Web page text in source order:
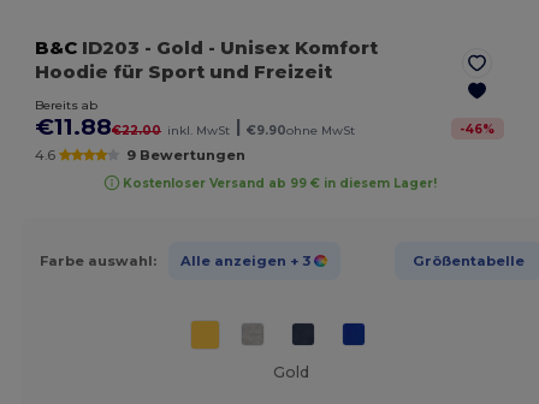
B&C ID203 - Gold - Unisex Komfort
Hoodie für Sport und Freizeit
Bereits ab
€11.88€22.00 inkl. MwSt | €9.90ohne MwSt -46%
4.6 9 Bewertungen
Kostenloser Versand ab 99 € in diesem Lager!
Farbe auswahl: Alle anzeigen + 3 Größentabelle
Gold